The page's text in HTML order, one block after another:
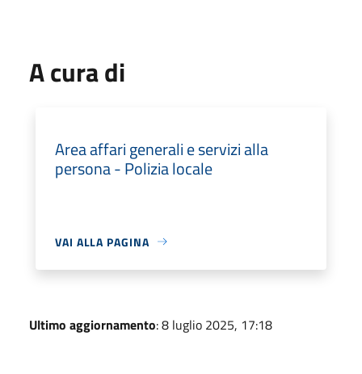
A cura di
Area affari generali e servizi alla
persona - Polizia locale
VAI ALLA PAGINA
Ultimo aggiornamento: 8 luglio 2025, 17:18